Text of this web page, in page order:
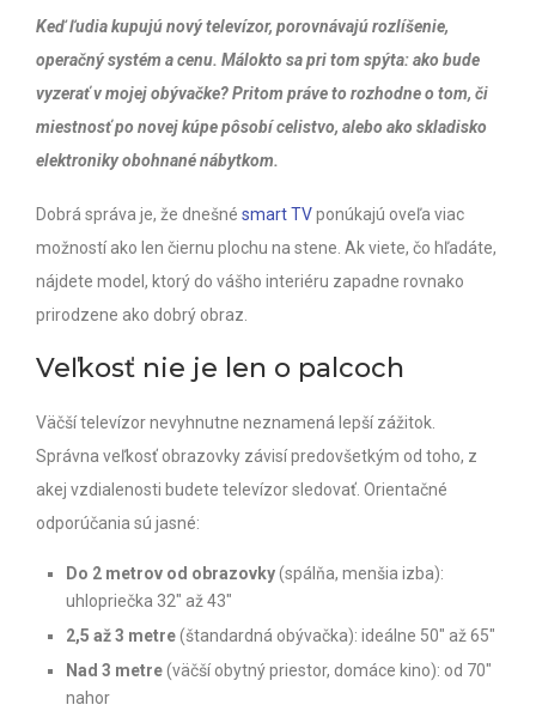
Keď ľudia kupujú nový televízor, porovnávajú rozlíšenie,
operačný systém a cenu. Málokto sa pri tom spýta: ako bude
vyzerať v mojej obývačke? Pritom práve to rozhodne o tom, či
miestnosť po novej kúpe pôsobí celistvo, alebo ako skladisko
elektroniky obohnané nábytkom.
Dobrá správa je, že dnešné smart TVponúkajú oveľa viac
možností ako len čiernu plochu na stene. Ak viete, čo hľadáte,
nájdete model, ktorý do vášho interiéru zapadne rovnako
prirodzene ako dobrý obraz.
Veľkosť nie je len o palcoch
Väčší televízor nevyhnutne neznamená lepší zážitok.
Správna veľkosť obrazovky závisí predovšetkým od toho, z
akej vzdialenosti budete televízor sledovať. Orientačné
odporúčania sú jasné:
Do 2 metrov od obrazovky(spálňa, menšia izba):
uhlopriečka 32″ až 43″
2,5 až 3 metre(štandardná obývačka): ideálne 50″ až 65″
Nad 3 metre(väčší obytný priestor, domáce kino): od 70″
nahor